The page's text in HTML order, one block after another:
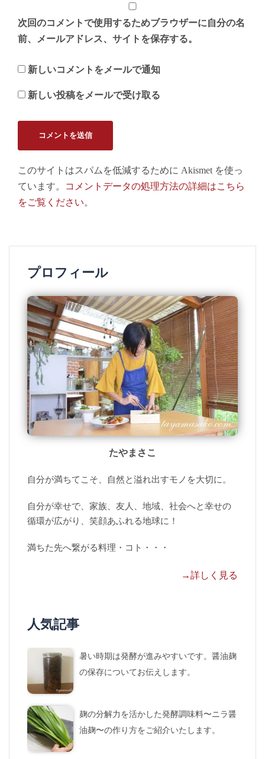
次回のコメントで使用するためブラウザーに自分の名
前、メールアドレス、サイトを保存する。
新しいコメントをメールで通知
新しい投稿をメールで受け取る
このサイトはスパムを低減するために Akismet を使っ
ています。
コメントデータの処理方法の詳細はこちら
をご覧ください。
プロフィール
たやまさこ
自分が満ちてこそ、自然と溢れ出すモノを大切に。
自分が幸せで、家族、友人、地域、社会へと幸せの
循環が広がり、笑顔あふれる地球に！
満ちた先へ繋がる料理・コト・・・
→詳しく見る
人気記事
暑い時期は発酵が進みやすいです。醤油麹
の保存についてお伝えします。
麹の分解力を活かした発酵調味料〜ニラ醤
油麹〜の作り方をご紹介いたします。